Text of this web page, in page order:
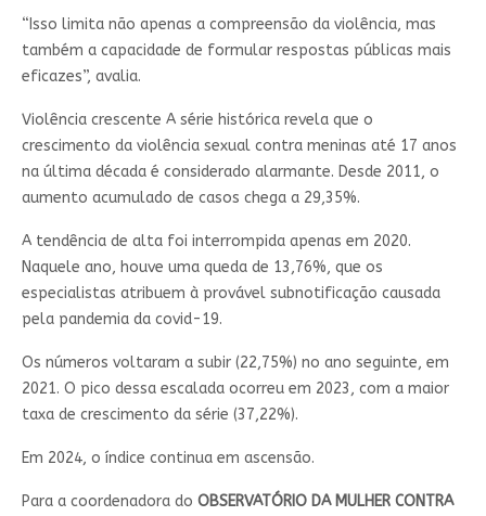
“Isso limita não apenas a compreensão da violência, mas
também a capacidade de formular respostas públicas mais
eficazes”, avalia.
Violência crescente A série histórica revela que o
crescimento da violência sexual contra meninas até 17 anos
na última década é considerado alarmante. Desde 2011, o
aumento acumulado de casos chega a 29,35%.
A tendência de alta foi interrompida apenas em 2020.
Naquele ano, houve uma queda de 13,76%, que os
especialistas atribuem à provável subnotificação causada
pela pandemia da covid-19.
Os números voltaram a subir (22,75%) no ano seguinte, em
2021. O pico dessa escalada ocorreu em 2023, com a maior
taxa de crescimento da série (37,22%).
Em 2024, o índice continua em ascensão.
Para a coordenadora do OBSERVATÓRIO DA MULHER CONTRA